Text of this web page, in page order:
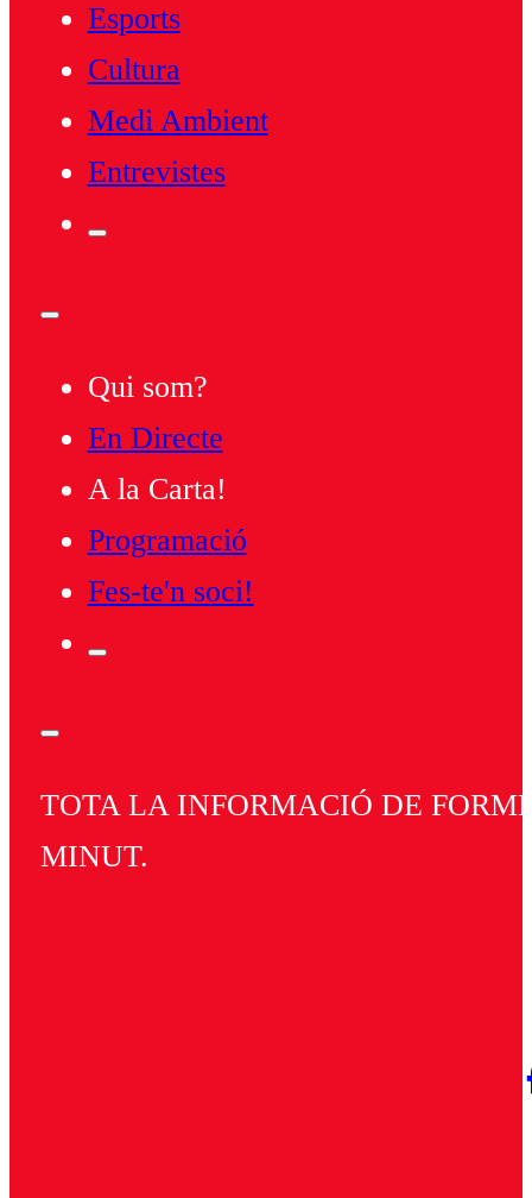
Esports
Cultura
Medi Ambient
Entrevistes
Qui som?
En Directe
A la Carta!
Programació
Fes-te'n soci!
TOTA LA INFORMACIÓ DE
MINUT.